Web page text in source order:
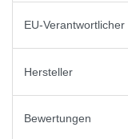
EU-Verantwortlicher
Hersteller
Bewertungen